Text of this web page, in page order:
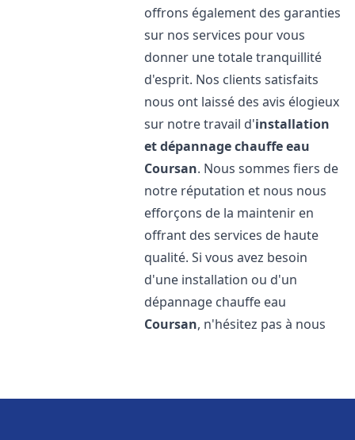
offrons également des garanties
sur nos services pour vous
donner une totale tranquillité
d'esprit. Nos clients satisfaits
nous ont laissé des avis élogieux
sur notre travail d'installation
et dépannage chauffe eau
Coursan. Nous sommes fiers de
notre réputation et nous nous
efforçons de la maintenir en
offrant des services de haute
qualité. Si vous avez besoin
d'une installation ou d'un
dépannage chauffe eau
Coursan, n'hésitez pas à nous